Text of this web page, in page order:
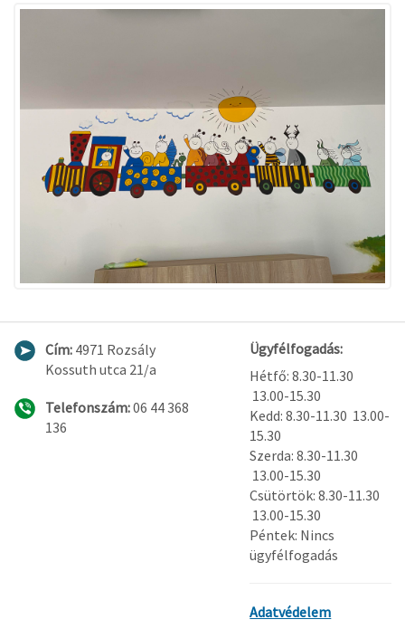
Cím: 4971 Rozsály
Kossuth utca 21/a
Telefonszám:06 44 368
136
Ügyfélfogadás:
Hétfő: 8.30-11.30
13.00-15.30
Kedd: 8.30-11.30 13.00-
15.30
Szerda: 8.30-11.30
13.00-15.30
Csütörtök: 8.30-11.30
13.00-15.30
Péntek: Nincs
ügyfélfogadás
Adatvédelem